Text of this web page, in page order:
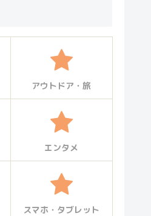
アウトドア・旅
エンタメ
スマホ・タブレット